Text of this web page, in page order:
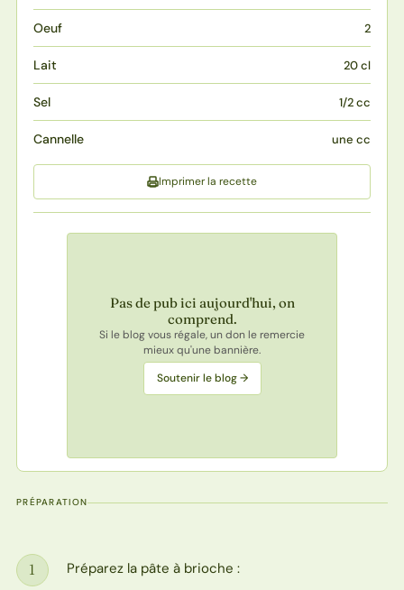
Oeuf 2
Lait 20 cl
Sel 1/2 cc
Cannelle une cc
Imprimer la recette
Pas de pub ici aujourd'hui, on
comprend.
Si le blog vous régale, un don le remercie
mieux qu'une bannière.
Soutenir le blog →
PRÉPARATION
Étape
1
Préparez la pâte à brioche :